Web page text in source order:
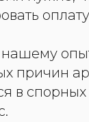
причин
в